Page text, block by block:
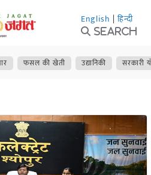
English | हिन्दी
Search
फसल की खेती उद्यानिकी सरकारी